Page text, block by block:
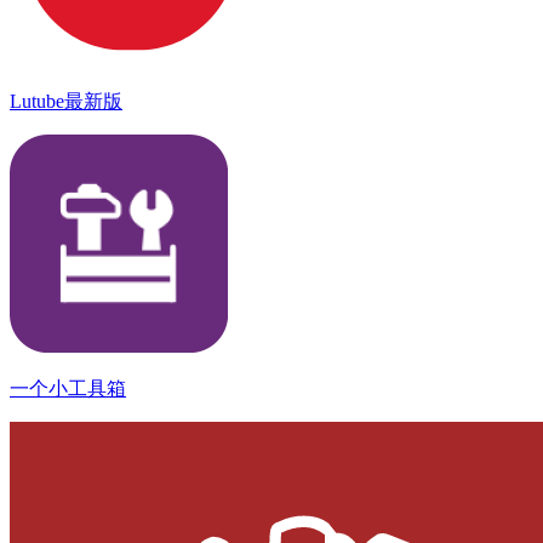
Lutube最新版
一个小工具箱